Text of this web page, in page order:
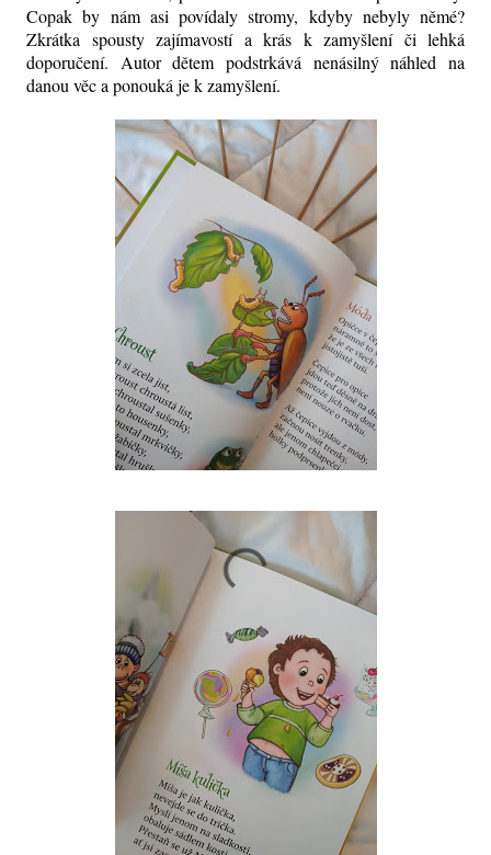
Copak by nám asi povídaly stromy, kdyby nebyly němé?
Zkrátka spousty zajímavostí a krás k zamyšlení či lehká
doporučení. Autor dětem podstrkává nenásilný náhled na
danou věc a ponouká je k zamyšlení.